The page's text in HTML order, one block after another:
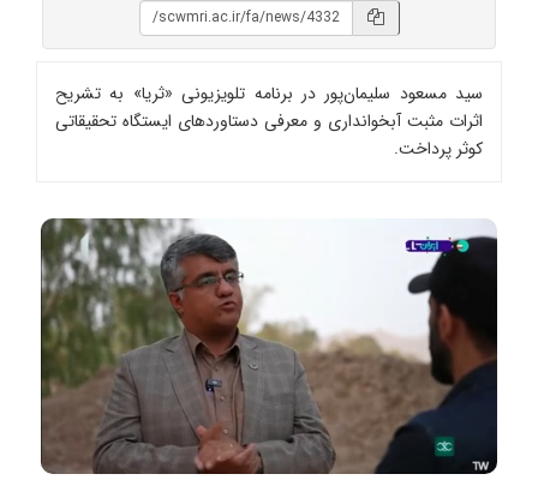
سید مسعود سلیمان‌پور در برنامه تلویزیونی «ثریا» به تشریح
اثرات مثبت آبخوانداری و معرفی دستاوردهای ایستگاه تحقیقاتی
کوثر پرداخت.